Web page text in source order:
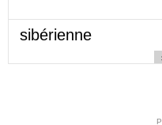
sibérienne